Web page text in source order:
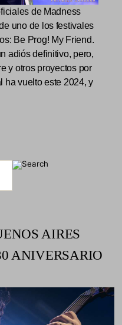
de Madness
uno de los festivales
Be Prog! My Friend.
adiós definitivo, pero,
y otros proyectos por
ha vuelto este 2024, y
AIRES
ANIVERSARIO